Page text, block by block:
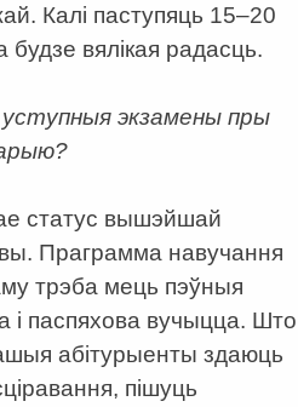
Калі паступяць 15–20
будзе вялікая радасць.
экзамены пры
статус вышэйшай
Праграмма навучання
трэба мець пэўныя
і паспяхова вучыцца. Што
абітурыенты здаюць
пішуць